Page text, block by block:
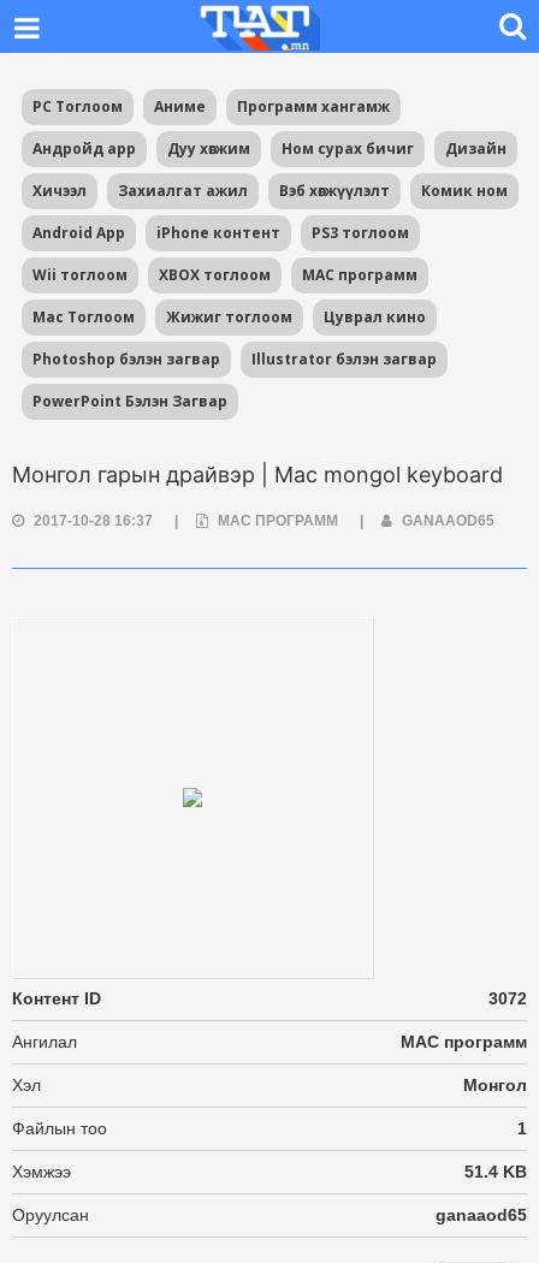
PC Тоглоом Аниме Программ хангамж
Андройд app Дуу хөгжим Ном сурах бичиг Дизайн
Хичээл Захиалгат ажил Вэб хөгжүүлэлт Комик ном
Android App iPhone контент PS3 тоглоом
Wii тоглоом XBOX тоглоом MAC программ
Mac Тоглоом Жижиг тоглоом Цуврал кино
Photoshop бэлэн загвар Illustrator бэлэн загвар
PowerPoint Бэлэн Загвар
Монгол гарын драйвэр | Mac mongol keyboard
2017-10-28 16:37 MAC ПРОГРАММ GANAAOD65
Контент ID 3072
Ангилал MAC программ
Хэл Монгол
Файлын тоо 1
Хэмжээ 51.4 KB
Оруулсан ganaaod65